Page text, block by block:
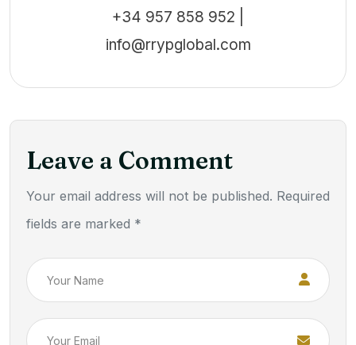
+34 957 858 952 |
info@rrypglobal.com
Leave a Comment
Your email address will not be published. Required
fields are marked *